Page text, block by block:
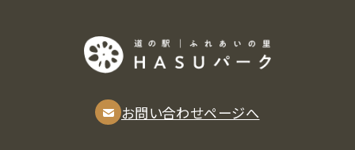
お問い合わせページへ